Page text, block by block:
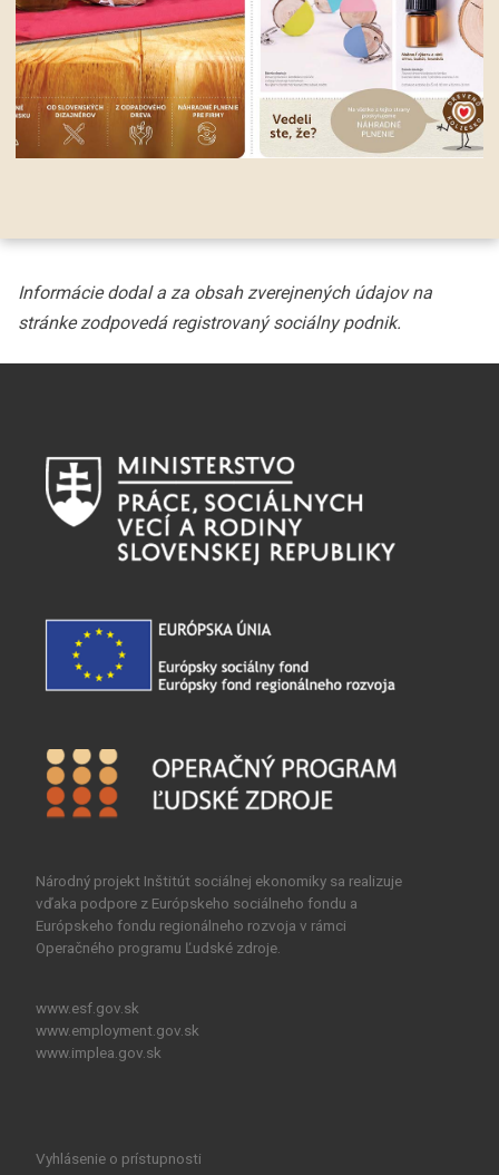
Národný projekt Inštitút sociálnej ekonomiky sa realizuje
vďaka podpore z Európskeho sociálneho fondu a
Európskeho fondu regionálneho rozvoja v rámci
Operačného programu Ľudské zdroje.
www.esf.gov.sk
www.employment.gov.sk
www.implea.gov.sk
Vyhlásenie o prístupnosti